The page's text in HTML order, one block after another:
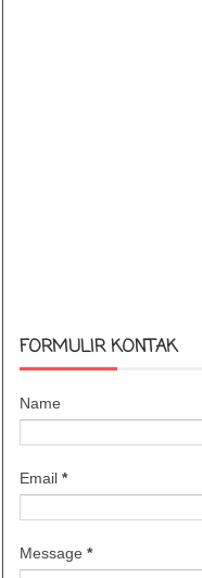
FORMULIR KONTAK
Name
Email *
Message *